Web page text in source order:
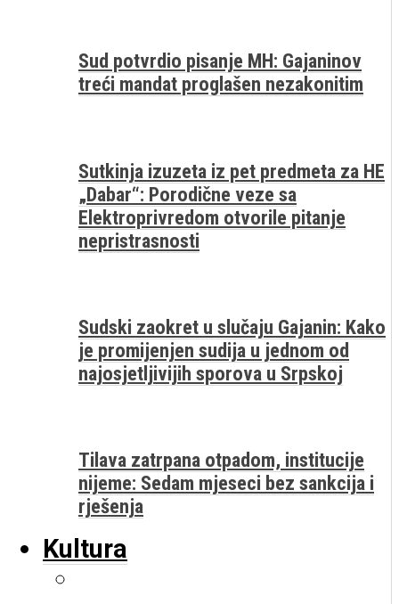
Sud potvrdio pisanje MH: Gajaninov
treći mandat proglašen nezakonitim
Sutkinja izuzeta iz pet predmeta za HE
„Dabar“: Porodične veze sa
Elektroprivredom otvorile pitanje
nepristrasnosti
Sudski zaokret u slučaju Gajanin: Kako
je promijenjen sudija u jednom od
najosjetljivijih sporova u Srpskoj
Tilava zatrpana otpadom, institucije
nijeme: Sedam mjeseci bez sankcija i
rješenja
Kultura